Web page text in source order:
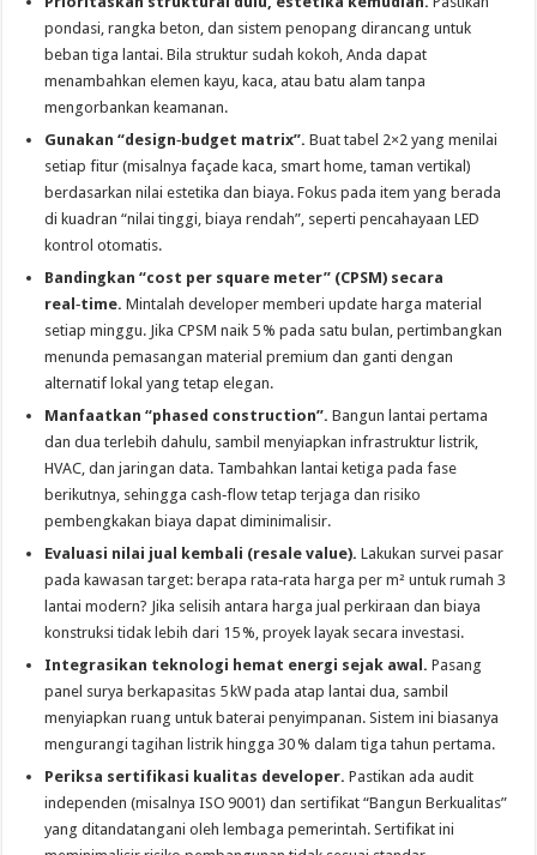
pondasi, rangka beton, dan sistem penopang dirancang untuk
beban tiga lantai. Bila struktur sudah kokoh, Anda dapat
menambahkan elemen kayu, kaca, atau batu alam tanpa
mengorbankan keamanan.
Gunakan “design‑budget matrix”. Buat tabel 2×2 yang menilai
setiap fitur (misalnya façade kaca, smart home, taman vertikal)
berdasarkan nilai estetika dan biaya. Fokus pada item yang berada
di kuadran “nilai tinggi, biaya rendah”, seperti pencahayaan LED
kontrol otomatis.
Bandingkan “cost per square meter” (CPSM) secara
real‑time. Mintalah developer memberi update harga material
setiap minggu. Jika CPSM naik 5 % pada satu bulan, pertimbangkan
menunda pemasangan material premium dan ganti dengan
alternatif lokal yang tetap elegan.
Manfaatkan “phased construction”. Bangun lantai pertama
dan dua terlebih dahulu, sambil menyiapkan infrastruktur listrik,
HVAC, dan jaringan data. Tambahkan lantai ketiga pada fase
berikutnya, sehingga cash‑flow tetap terjaga dan risiko
pembengkakan biaya dapat diminimalisir.
Evaluasi nilai jual kembali (resale value). Lakukan survei pasar
pada kawasan target: berapa rata‑rata harga per m² untuk rumah 3
lantai modern? Jika selisih antara harga jual perkiraan dan biaya
konstruksi tidak lebih dari 15 %, proyek layak secara investasi.
Integrasikan teknologi hemat energi sejak awal. Pasang
panel surya berkapasitas 5 kW pada atap lantai dua, sambil
menyiapkan ruang untuk baterai penyimpanan. Sistem ini biasanya
mengurangi tagihan listrik hingga 30 % dalam tiga tahun pertama.
Periksa sertifikasi kualitas developer. Pastikan ada audit
independen (misalnya ISO 9001) dan sertifikat “Bangun Berkualitas”
yang ditandatangani oleh lembaga pemerintah. Sertifikat ini